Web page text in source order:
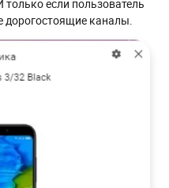
если пользователь
дорогостоящие каналы.